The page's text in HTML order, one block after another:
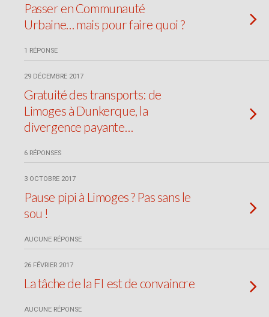
Passer en Communauté
Urbaine… mais pour faire quoi ?
1 RÉPONSE
29 DÉCEMBRE 2017
Gratuité des transports: de
Limoges à Dunkerque, la
divergence payante…
6 RÉPONSES
3 OCTOBRE 2017
Pause pipi à Limoges ? Pas sans le
sou !
AUCUNE RÉPONSE
26 FÉVRIER 2017
La tâche de la FI est de convaincre
AUCUNE RÉPONSE